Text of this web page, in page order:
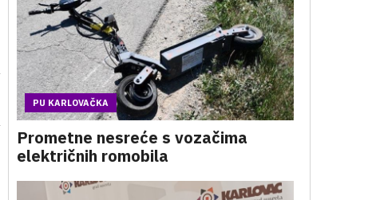
PU KARLOVAČKA
Prometne nesreće s vozačima
električnih romobila